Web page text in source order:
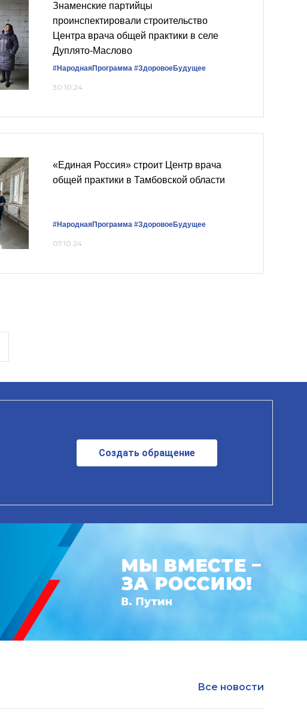
Знаменские партийцы
проинспектировали строительство
Центра врача общей практики в селе
Дуплято-Маслово
#НароднаяПрограмма #ЗдоровоеБудущее
30.10.24
«Единая Россия» строит Центр врача
общей практики в Тамбовской области
#НароднаяПрограмма #ЗдоровоеБудущее
07.10.24
Создать обращение
Все новости